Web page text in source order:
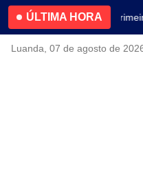
ÚLTIMA HORA
4.2% no
Luanda, 07 de agosto de